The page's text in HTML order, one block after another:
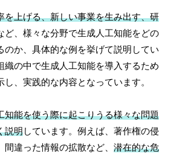
を上げる、新しい事業を生み出す、研
ど、様々な分野で生成人工知能をどの
のか、具体的な例を挙げて説明してい
織の中で生成人工知能を導入するため
し、実践的な内容となっています。
知能を使う際に起こりうる様々な問題
説明しています。例えば、著作権の侵
間違った情報の拡散など、潜在的な危